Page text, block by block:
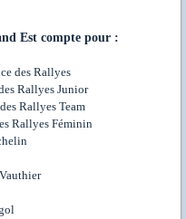
Est compte pour :
des Rallyes
Rallyes Junior
Rallyes Team
Rallyes Féminin